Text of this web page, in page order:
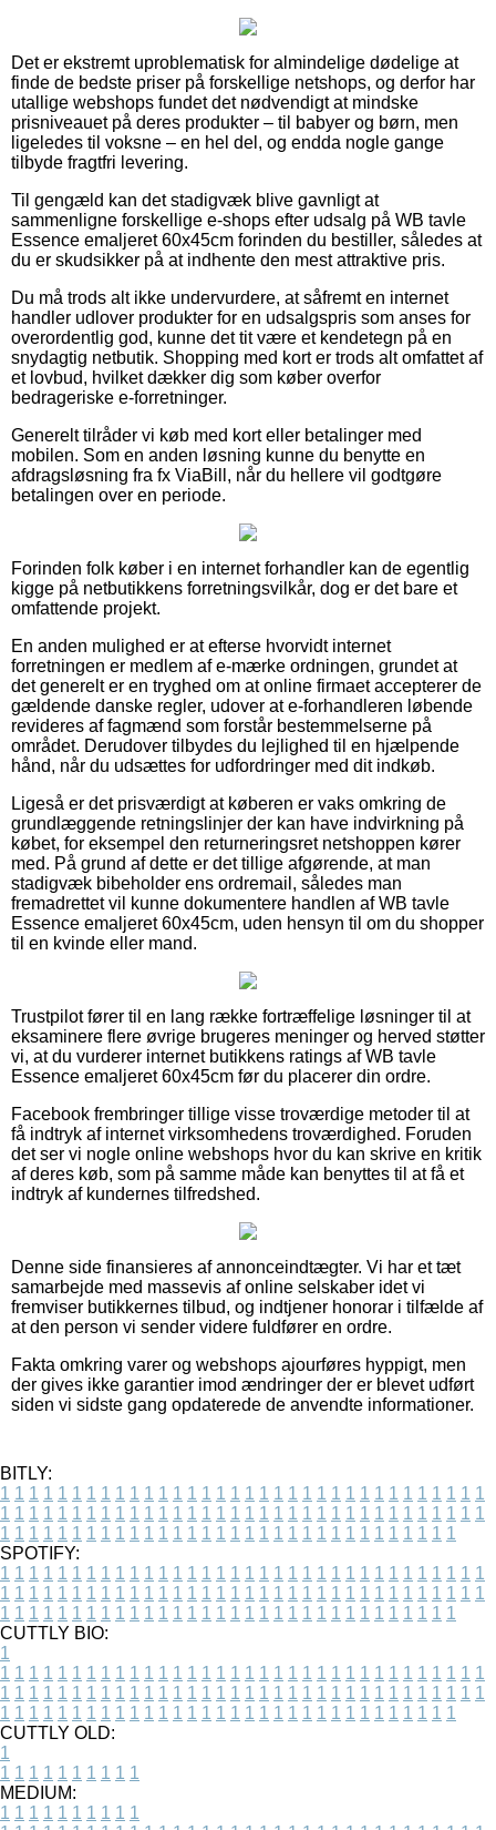
Det er ekstremt uproblematisk for almindelige dødelige at
finde de bedste priser på forskellige netshops, og derfor har
utallige webshops fundet det nødvendigt at mindske
prisniveauet på deres produkter – til babyer og børn, men
ligeledes til voksne – en hel del, og endda nogle gange
tilbyde fragtfri levering.
Til gengæld kan det stadigvæk blive gavnligt at
sammenligne forskellige e-shops efter udsalg på WB tavle
Essence emaljeret 60x45cm forinden du bestiller, således at
du er skudsikker på at indhente den mest attraktive pris.
Du må trods alt ikke undervurdere, at såfremt en internet
handler udlover produkter for en udsalgspris som anses for
overordentlig god, kunne det tit være et kendetegn på en
snydagtig netbutik. Shopping med kort er trods alt omfattet af
et lovbud, hvilket dækker dig som køber overfor
bedrageriske e-forretninger.
Generelt tilråder vi køb med kort eller betalinger med
mobilen. Som en anden løsning kunne du benytte en
afdragsløsning fra fx ViaBill, når du hellere vil godtgøre
betalingen over en periode.
Forinden folk køber i en internet forhandler kan de egentlig
kigge på netbutikkens forretningsvilkår, dog er det bare et
omfattende projekt.
En anden mulighed er at efterse hvorvidt internet
forretningen er medlem af e-mærke ordningen, grundet at
det generelt er en tryghed om at online firmaet accepterer de
gældende danske regler, udover at e-forhandleren løbende
revideres af fagmænd som forstår bestemmelserne på
området. Derudover tilbydes du lejlighed til en hjælpende
hånd, når du udsættes for udfordringer med dit indkøb.
Ligeså er det prisværdigt at køberen er vaks omkring de
grundlæggende retningslinjer der kan have indvirkning på
købet, for eksempel den returneringsret netshoppen kører
med. På grund af dette er det tillige afgørende, at man
stadigvæk bibeholder ens ordremail, således man
fremadrettet vil kunne dokumentere handlen af WB tavle
Essence emaljeret 60x45cm, uden hensyn til om du shopper
til en kvinde eller mand.
Trustpilot fører til en lang række fortræffelige løsninger til at
eksaminere flere øvrige brugeres meninger og herved støtter
vi, at du vurderer internet butikkens ratings af WB tavle
Essence emaljeret 60x45cm før du placerer din ordre.
Facebook frembringer tillige visse troværdige metoder til at
få indtryk af internet virksomhedens troværdighed. Foruden
det ser vi nogle online webshops hvor du kan skrive en kritik
af deres køb, som på samme måde kan benyttes til at få et
indtryk af kundernes tilfredshed.
Denne side finansieres af annonceindtægter. Vi har et tæt
samarbejde med massevis af online selskaber idet vi
fremviser butikkernes tilbud, og indtjener honorar i tilfælde af
at den person vi sender videre fuldfører en ordre.
Fakta omkring varer og webshops ajourføres hyppigt, men
der gives ikke garantier imod ændringer der er blevet udført
siden vi sidste gang opdaterede de anvendte informationer.
BITLY:
1 1 1 1 1 1 1 1 1 1 1 1 1 1 1 1 1 1 1 1 1 1 1 1 1 1 1 1 1 1 1 1 1 1
1 1 1 1 1 1 1 1 1 1 1 1 1 1 1 1 1 1 1 1 1 1 1 1 1 1 1 1 1 1 1 1 1 1
1 1 1 1 1 1 1 1 1 1 1 1 1 1 1 1 1 1 1 1 1 1 1 1 1 1 1 1 1 1 1 1
SPOTIFY:
1 1 1 1 1 1 1 1 1 1 1 1 1 1 1 1 1 1 1 1 1 1 1 1 1 1 1 1 1 1 1 1 1 1
1 1 1 1 1 1 1 1 1 1 1 1 1 1 1 1 1 1 1 1 1 1 1 1 1 1 1 1 1 1 1 1 1 1
1 1 1 1 1 1 1 1 1 1 1 1 1 1 1 1 1 1 1 1 1 1 1 1 1 1 1 1 1 1 1 1
CUTTLY BIO:
1
1 1 1 1 1 1 1 1 1 1 1 1 1 1 1 1 1 1 1 1 1 1 1 1 1 1 1 1 1 1 1 1 1 1
1 1 1 1 1 1 1 1 1 1 1 1 1 1 1 1 1 1 1 1 1 1 1 1 1 1 1 1 1 1 1 1 1 1
1 1 1 1 1 1 1 1 1 1 1 1 1 1 1 1 1 1 1 1 1 1 1 1 1 1 1 1 1 1 1 1
CUTTLY OLD:
1
1 1 1 1 1 1 1 1 1 1
MEDIUM:
1 1 1 1 1 1 1 1 1 1